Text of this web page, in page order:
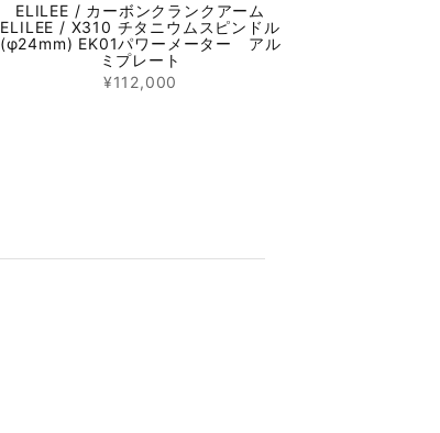
ELILEE / カーボンクランクアーム
ELILEE / X310 チタニウムスピンドル
(φ24mm) EK01パワーメーター アル
ミプレート
¥112,000